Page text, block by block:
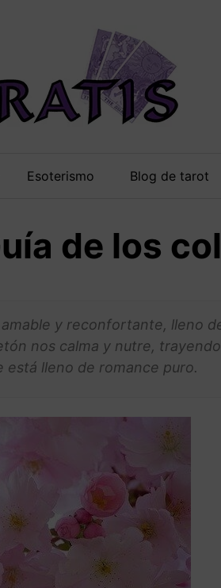
Esoterismo Blog de tarot
de los
amable y reconfortante, lleno
nos calma y nutre,
está lleno de romance puro.